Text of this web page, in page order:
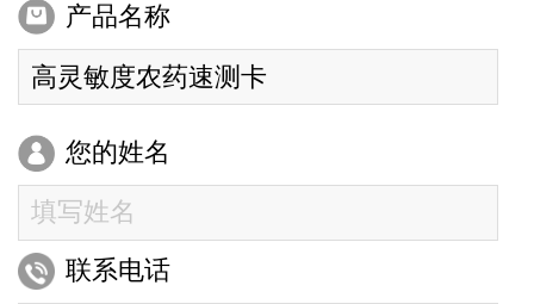
产品名称
您的姓名
联系电话